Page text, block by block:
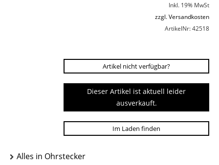
Inkl. 19% MwSt
zzgl. Versandkosten
ArtikelNr: 42518
Artikel nicht verfügbar?
Dieser Artikel ist aktuell leider
ausverkauft.
Im Laden finden
Alles in Ohrstecker